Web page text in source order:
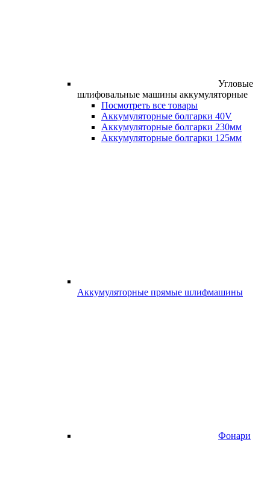
Угловые
шлифовальные машины аккумуляторные
Посмотреть все товары
Аккумуляторные болгарки 40V
Аккумуляторные болгарки 230мм
Аккумуляторные болгарки 125мм
Аккумуляторные прямые шлифмашины
Фонари